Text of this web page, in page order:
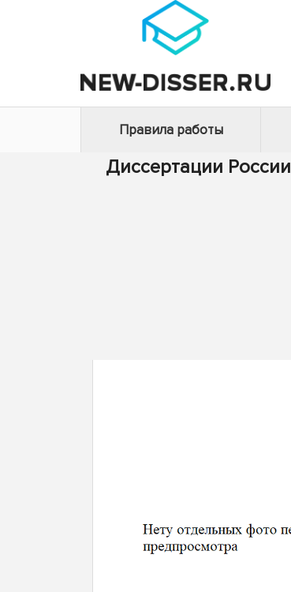
Правила работы
Диссертации России